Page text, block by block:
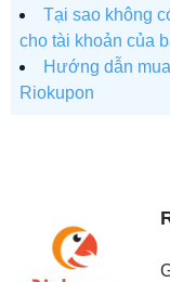
Tại sao không
cho tài khoản của
Hướng dẫn
Riokupon